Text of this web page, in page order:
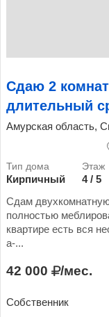
Сдаю 2
длительный
Амурская область,
Кирпичный 4 / 5
Сдам
полностью
квартире есть вся
а-...
42 000 /мес.
Собственник